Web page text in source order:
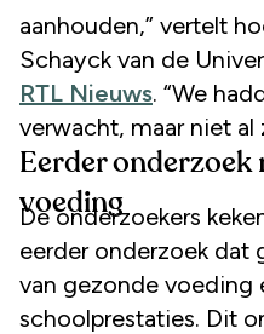
aanhouden,” vertelt
Schayck van de
RTL Nieuws. “We
verwacht, maar niet al
Eerder
voeding
De onderzoekers
eerder onderzoek dat
van gezonde voeding
schoolprestaties. Dit